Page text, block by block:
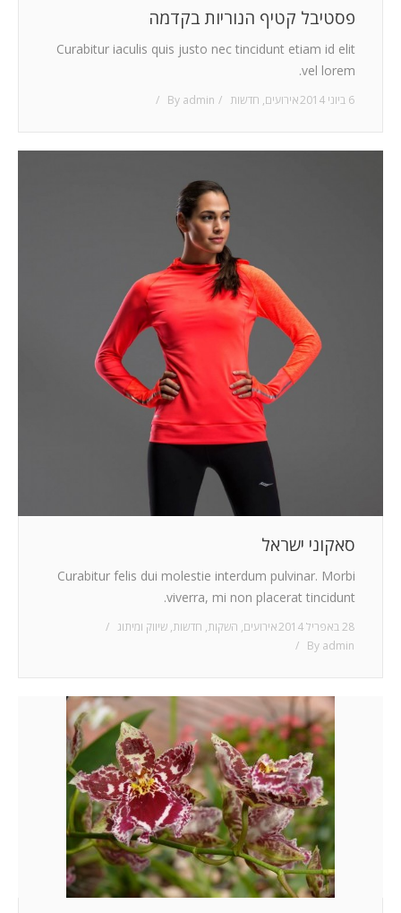
פסטיבל קטיף הנוריות בקדמה
Curabitur iaculis quis justo nec tincidunt etiam id elit
vel lorem.
6 ביוני 2014 אירועים, חדשות By admin
סאקוני ישראל
Curabitur felis dui molestie interdum pulvinar. Morbi
viverra, mi non placerat tincidunt.
28 באפריל 2014 אירועים, השקות, חדשות, שיווק ומיתוג
By admin